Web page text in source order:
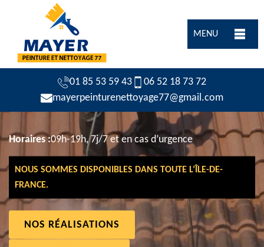
MENU
01 85 53 59 43
06 52 18 73 72
mayerpeinturenettoyage77@gmail.com
Horaires :09h-19h, 7j/7 et en cas d’urgence
NOUS SOMMES DISPONIBLES DANS TOUTE L’ÎLE-DE-
FRANCE.
NOS RÉALISATIONS